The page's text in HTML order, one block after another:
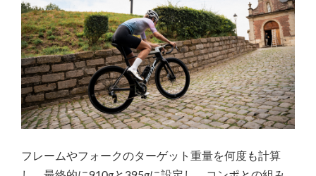
フレームやフォークのターゲット重量を何度も計算